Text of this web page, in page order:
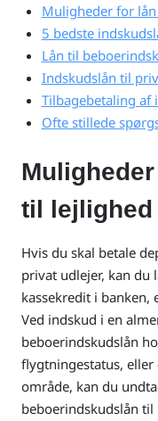
bedre
Højeste
at blive
til et lån
Om Lendo
Lendo er ejet af
(CVR-nr:
70 50
00 10
Muligheder for
5 bedste
Lån til
Indskudslån til
Tilbagebetaling af
Ofte stillede
til lejlighed
Hvis du skal betale
privat udlejer, kan du
kassekredit i banken,
Ved indskud i en
beboerindskudslån
flygtningestatus,
område, kan du
beboerindskudslån